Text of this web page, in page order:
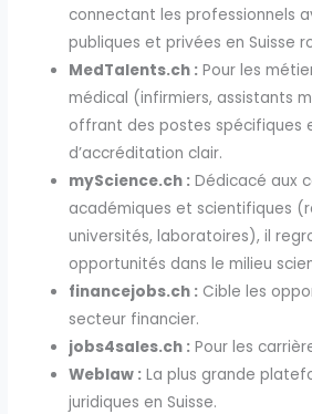
connectant les professionnels
publiques et privées en Suisse
MedTalents.ch : Pour les
médical (infirmiers, assistants
offrant des postes spécifiques
d’accréditation clair.
myScience.ch : Dédicacé aux
académiques et scientifiques
universités, laboratoires), il
opportunités dans le milieu
financejobs.ch : Cible les
secteur financier.
jobs4sales.ch : Pour les
Weblaw : La plus grande
juridiques en Suisse.